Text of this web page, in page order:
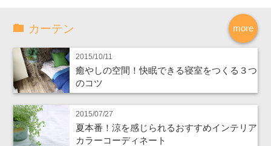
more
カーテン
2015/10/11
癒やしの空間！快眠できる寝室をつくる３つ
のコツ
2015/07/27
夏本番！涼を感じられるおすすめインテリア
カラーコーディネート